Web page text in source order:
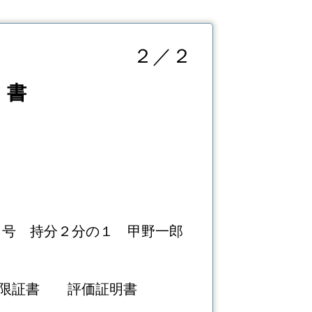
２／２
分２分の１ 甲野一郎
限証書 評価証明書